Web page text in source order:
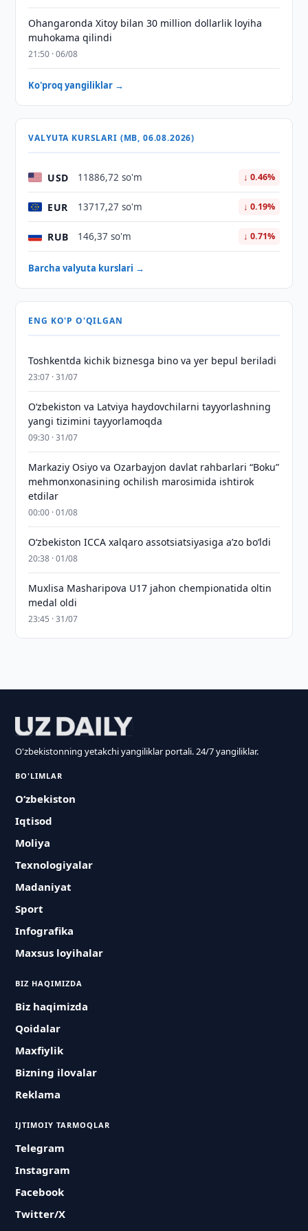
Ohangaronda Xitoy bilan 30 million dollarlik loyiha
muhokama qilindi
21:50 · 06/08
Ko'proq yangiliklar →
VALYUTA KURSLARI (MB, 06.08.2026)
USD 11886,72 so'm ↓ 0.46%
EUR 13717,27 so'm ↓ 0.19%
RUB 146,37 so'm ↓ 0.71%
Barcha valyuta kurslari →
ENG KO'P O'QILGAN
Toshkentda kichik biznesga bino va yer bepul beriladi
23:07 · 31/07
Oʻzbekiston va Latviya haydovchilarni tayyorlashning
yangi tizimini tayyorlamoqda
09:30 · 31/07
Markaziy Osiyo va Ozarbayjon davlat rahbarlari “Boku”
mehmonxonasining ochilish marosimida ishtirok
etdilar
00:00 · 01/08
O‘zbekiston ICCA xalqaro assotsiatsiyasiga aʼzo bo‘ldi
20:38 · 01/08
Muxlisa Masharipova U17 jahon chempionatida oltin
medal oldi
23:45 · 31/07
O'zbekistonning yetakchi yangiliklar portali. 24/7 yangiliklar.
BO'LIMLAR
O‘zbekiston
Iqtisod
Moliya
Texnologiyalar
Madaniyat
Sport
Infografika
Maxsus loyihalar
BIZ HAQIMIZDA
Biz haqimizda
Qoidalar
Maxfiylik
Bizning ilovalar
Reklama
IJTIMOIY TARMOQLAR
Telegram
Instagram
Facebook
Twitter/X